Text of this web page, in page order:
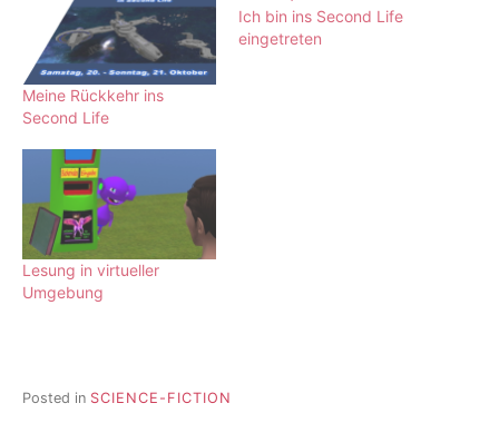
Meine Rückkehr ins
Second Life
Ich bin ins Second Life
eingetreten
Lesung in virtueller
Umgebung
Posted in SCIENCE-FICTION